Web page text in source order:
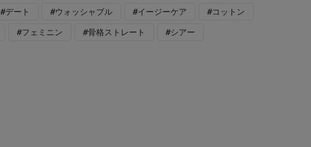
#デート #ウォッシャブル #イージーケア #コットン
#フェミニン #骨格ストレート #シアー